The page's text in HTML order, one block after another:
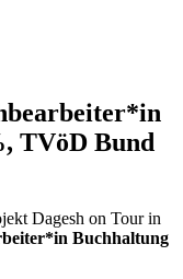
TVöD Bund
Dagesh on Tour in
Buchhaltung